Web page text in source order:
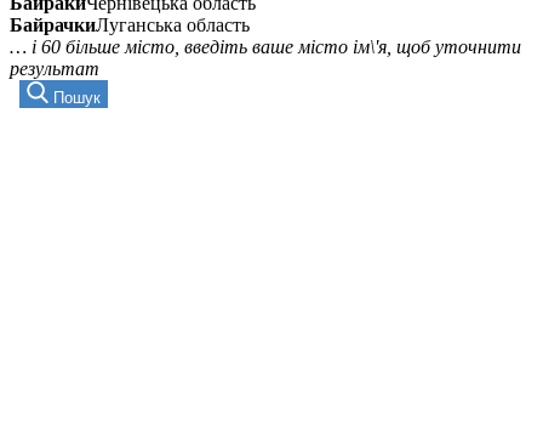
БайрачкиЛуганська область
… і 60 більше місто, введіть ваше місто ім\'я, щоб уточнити
результат
Пошук